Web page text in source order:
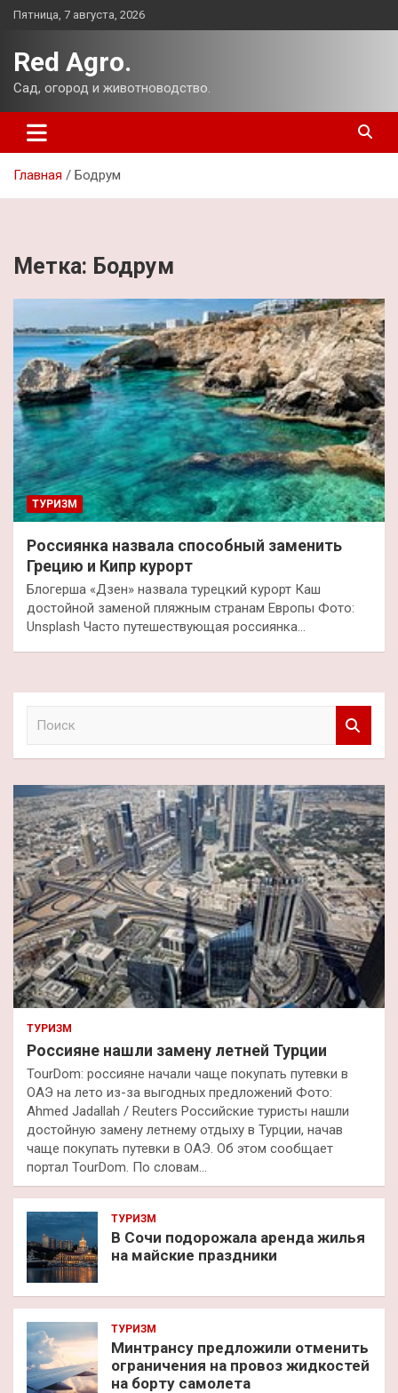
Перейти
Пятница, 7 августа, 2026
Red Agro.
Сад, огород и животноводство.
Главная Бодрум
Метка: Бодрум
ТУРИЗМ
Россиянка назвала способный заменить
Грецию и Кипр курорт
Блогерша «Дзен» назвала турецкий курорт Каш
достойной заменой пляжным странам Европы Фото:
Unsplash Часто путешествующая россиянка…
к
ТУРИЗМ
Россияне нашли замену летней Турции
TourDom: россияне начали чаще покупать путевки в
ОАЭ на лето из-за выгодных предложений Фото:
Ahmed Jadallah / Reuters Российские туристы нашли
достойную замену летнему отдыху в Турции, начав
чаще покупать путевки в ОАЭ. Об этом сообщает
портал TourDom. По словам…
ТУРИЗМ
В Сочи подорожала аренда жилья
на майские праздники
ТУРИЗМ
Минтрансу предложили отменить
ограничения на провоз жидкостей
на борту самолета